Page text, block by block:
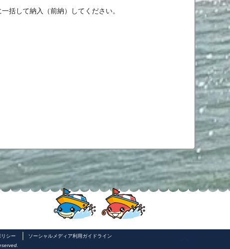
括して納入（前納）してください。
シー
ソーシャルメディア利用ガイドライン